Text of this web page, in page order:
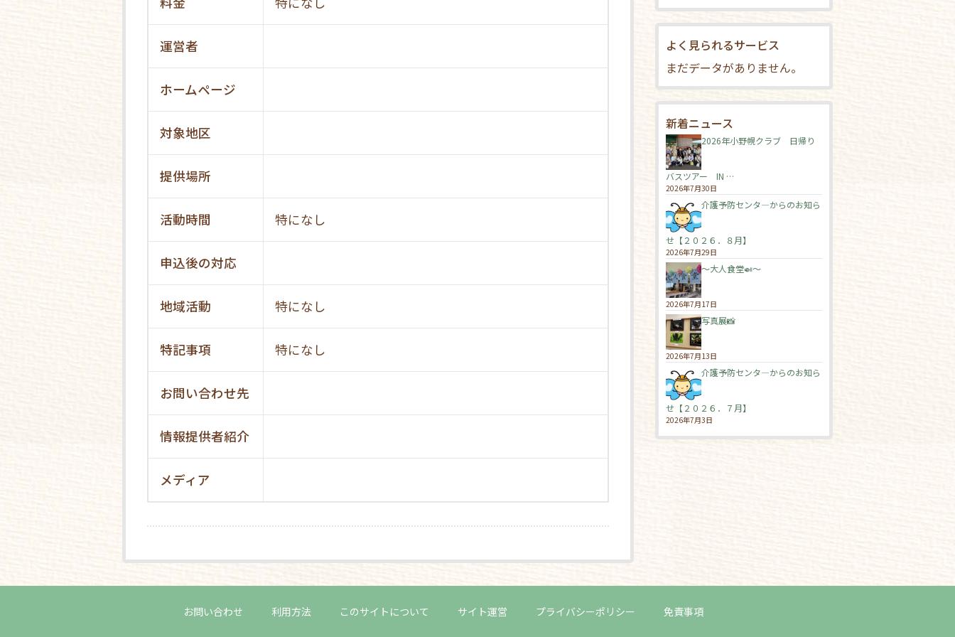
運営者
ホームページ
対象地区
提供場所
活動時間 特になし
申込後の対応
地域活動 特になし
特記事項 特になし
お問い合わせ先
情報提供者紹介
メディア
よく見られるサービス
まだデータがありません。
新着ニュース
2026年小野幌クラブ 日帰り
バスツアー IN …
2026年7月30日
介護予防センタ―からのお知ら
せ【２０２６．８月】
2026年7月29日
～大人食堂🍛～
2026年7月17日
写真展📸
2026年7月13日
介護予防センタ―からのお知ら
せ【２０２６．７月】
2026年7月3日
お問い合わせ 利用方法 このサイトについて サイト運営 プライバシーポリシー 免責事項